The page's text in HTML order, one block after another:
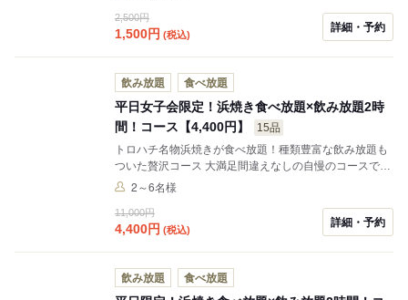
分前L.O.） 金土祝前日は２２００円となります。
2,500円
1,500円 (税込)
詳細・予約
飲み放題 食べ放題
平日女子会限定！浜焼き食べ放題×飲み放題2時
間！コース【4,400円】
15品
トロハチ名物浜焼きが食べ放題！種類豊富な飲み放題も
ついた贅沢コース 大満足間違えなしの自慢のコースで
す！ こちらのコース料金は女性のグループ限定となって2～6名様
11,000円
4,400円 (税込)
詳細・予約
飲み放題 食べ放題